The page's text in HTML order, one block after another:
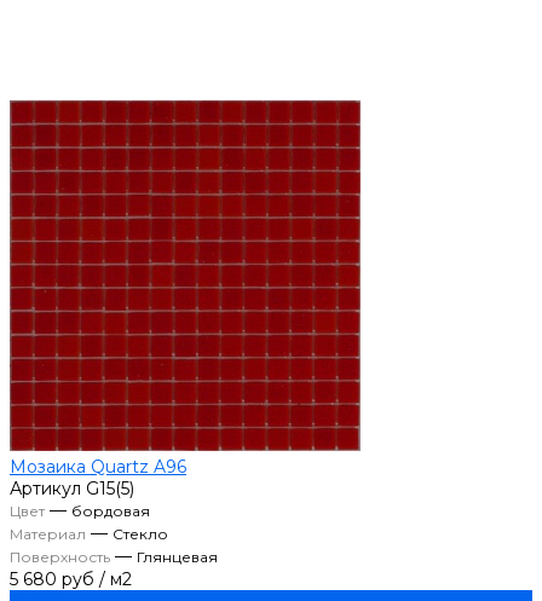
Мозаика Quartz A96
Артикул G15(5)
Цвет— бордовая
Материал — Стекло
Поверхность — Глянцевая
5 680 руб / м2